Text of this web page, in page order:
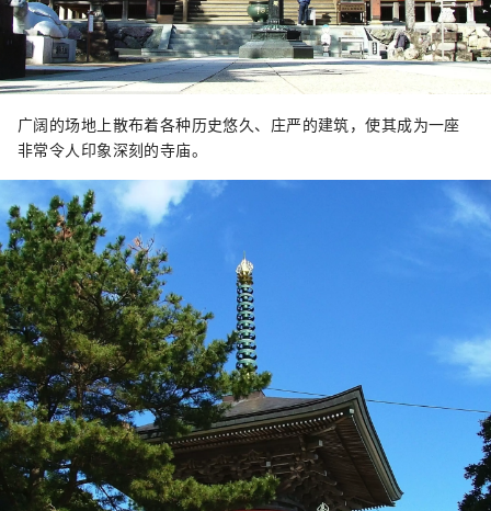
广阔的场地上散布着各种历史悠久、庄严的建筑，使其成为一座
非常令人印象深刻的寺庙。